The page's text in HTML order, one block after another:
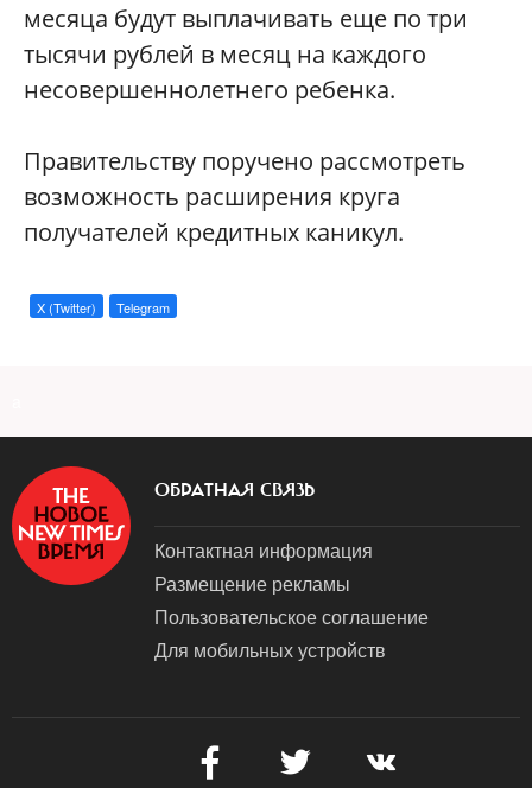
месяца будут выплачивать еще по три
тысячи рублей в месяц на каждого
несовершеннолетнего ребенка.
Правительству поручено рассмотреть
возможность расширения круга
получателей кредитных каникул.
X (Twitter) Telegram
ОБРАТНАЯ СВЯЗЬ
Контактная информация
Размещение рекламы
Пользовательское соглашение
Для мобильных устройств